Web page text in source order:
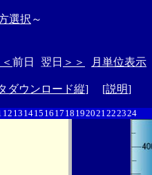
選択 ～
前日 翌日 ＞＞ 月単位表示
ダウンロード縦] [説明]
12 13 1415 16 17 18 192021222324